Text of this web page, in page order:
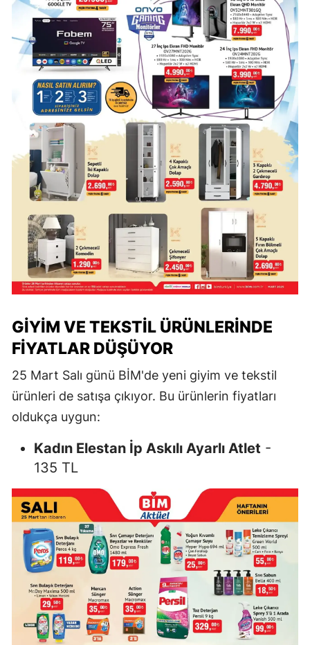
GIYIM VE TEKSTIL ÜRÜNLERINDE
FIYATLAR DÜŞÜYOR
25 Mart Salı günü BİM'de yeni giyim ve tekstil
ürünleri de satışa çıkıyor. Bu ürünlerin fiyatları
oldukça uygun:
Kadın Elestan İp Askılı Ayarlı Atlet -
135 TL